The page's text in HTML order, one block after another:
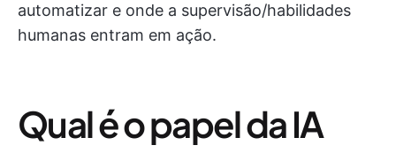
automatizar e onde a supervisão/habilidades
humanas entram em ação.
Qual é o papel da IA